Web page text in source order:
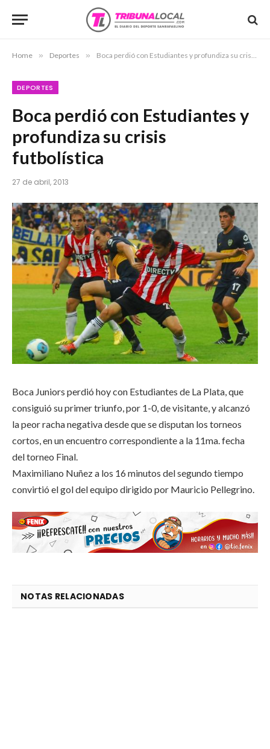
Home » Deportes » Boca perdió con Estudiantes y profundiza su crisis futbolística
DEPORTES
Boca perdió con Estudiantes y
profundiza su crisis
futbolística
27 de abril, 2013
Boca Juniors perdió hoy con Estudiantes de La Plata, que
consiguió su primer triunfo, por 1-0, de visitante, y alcanzó
la peor racha negativa desde que se disputan los torneos
cortos, en un encuentro correspondiente a la 11ma. fecha
del torneo Final.
Maximiliano Nuñez a los 16 minutos del segundo tiempo
convirtió el gol del equipo dirigido por Mauricio Pellegrino.
NOTAS RELACIONADAS